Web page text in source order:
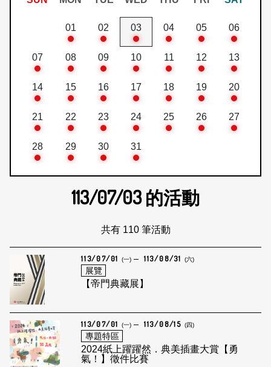
01 02 03 04 05 06
07 08 09 10 11 12 13
14 15 16 17 18 19 20
21 22 23 24 25 26 27
28 29 30 31
113/07/03的活動
共有 110 筆活動
113/07/01 (一) 113/08/31 (六)
展覽
【帝門典藏展】
113/07/01 (一) 113/08/15 (四)
專題特區
2024紙上躍躍然．典美插畫大賞【勇
氣！】徵件比賽